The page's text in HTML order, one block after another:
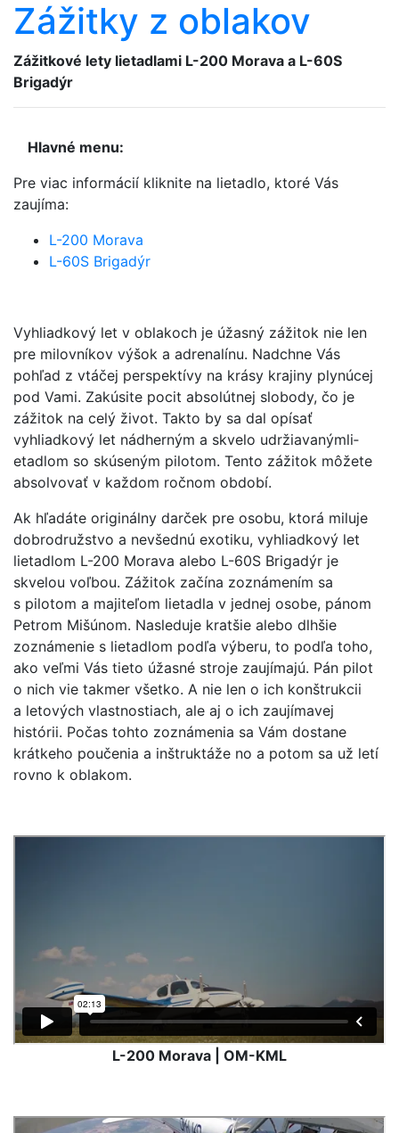
Zážitky z oblakov
Zážitkové lety lietadlami L-200 Morava a L-60S
Brigadýr
Hlavné menu:
Pre viac informácií kliknite na lietadlo, ktoré Vás
zaujíma:
L-200 Morava
L-60S Brigadýr
Vyhliadkový let v oblakoch je úžasný zážitok nie len
pre milovníkov výšok a adrenalínu. Nadchne Vás
pohľad z vtáčej perspektívy na krásy krajiny plynúcej
pod Vami. Zakúsite pocit absolútnej slobody, čo je
zážitok na celý život. Takto by sa dal opísať
vyhliadkový let nádherným a skvelo udržiavanýmli­
etadlom so skúseným pilotom. Tento zážitok môžete
absolvovať v každom ročnom období.
Ak hľadáte originálny darček pre osobu, ktorá miluje
dobrodružstvo a nevšednú exotiku, vyhliadkový let
lietadlom L-200 Morava alebo L-60S Brigadýr je
skvelou voľbou. Zážitok začína zoznámením sa
s pilotom a majiteľom lietadla v jednej osobe, pánom
Petrom Mišúnom. Nasleduje kratšie alebo dlhšie
zoznámenie s lietadlom podľa výberu, to podľa toho,
ako veľmi Vás tieto úžasné stroje zaujímajú. Pán pilot
o nich vie takmer všetko. A nie len o ich konštrukcii
a letových vlastnostiach, ale aj o ich zaujímavej
histórii. Počas tohto zoznámenia sa Vám dostane
krátkeho poučenia a inštruktáže no a potom sa už letí
rovno k oblakom.
L-200 Morava | OM-KML